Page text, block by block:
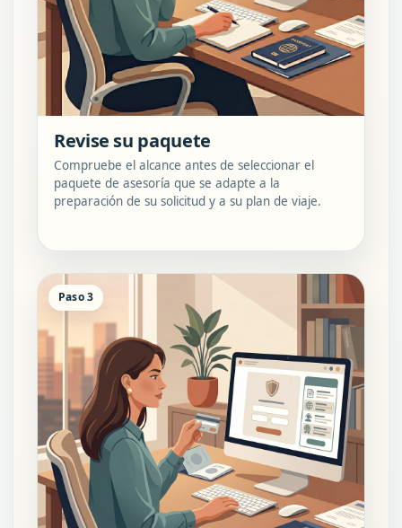
Revise su paquete
Compruebe el alcance antes de seleccionar el
paquete de asesoría que se adapte a la
preparación de su solicitud y a su plan de viaje.
Paso 3